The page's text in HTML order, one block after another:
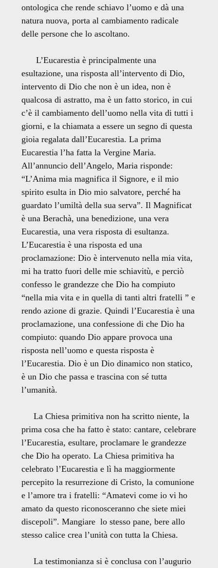
ontologica che rende schiavo l’uomo e dà una
natura nuova, porta al cambiamento radicale
delle persone che lo ascoltano.
L’Eucarestia è principalmente una
esultazione, una risposta all’intervento di Dio,
intervento di Dio che non è un idea, non è
qualcosa di astratto, ma è un fatto storico, in cui
c’è il cambiamento dell’uomo nella vita di tutti i
giorni, e la chiamata a essere un segno di questa
gioia regalata dall’Eucarestia. La prima
Eucarestia l’ha fatta la Vergine Maria.
All’annuncio dell’Angelo, Maria risponde:
“L’Anima mia magnifica il Signore, e il mio
spirito esulta in Dio mio salvatore, perché ha
guardato l’umiltà della sua serva”. Il Magnificat
è una Berachà, una benedizione, una vera
Eucarestia, una vera risposta di esultanza.
L’Eucarestia è una risposta ed una
proclamazione: Dio è intervenuto nella mia vita,
mi ha tratto fuori delle mie schiavitù, e perciò
confesso le grandezze che Dio ha compiuto
“nella mia vita e in quella di tanti altri fratelli ” e
rendo azione di grazie. Quindi l’Eucarestia è una
proclamazione, una confessione di che Dio ha
compiuto: quando Dio appare provoca una
risposta nell’uomo e questa risposta è
l’Eucarestia. Dio è un Dio dinamico non statico,
è un Dio che passa e trascina con sé tutta
l’umanità.
La Chiesa primitiva non ha scritto niente, la
prima cosa che ha fatto è stato: cantare, celebrare
l’Eucarestia, esultare, proclamare le grandezze
che Dio ha operato. La Chiesa primitiva ha
celebrato l’Eucarestia e lì ha maggiormente
percepito la resurrezione di Cristo, la comunione
e l’amore tra i fratelli: “Amatevi come io vi ho
amato da questo riconosceranno che siete miei
discepoli”. Mangiare lo stesso pane, bere allo
stesso calice crea l’unità con tutta la Chiesa.
La testimonianza si è conclusa con l’augurio